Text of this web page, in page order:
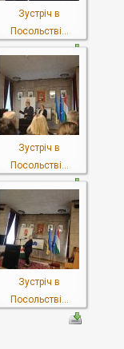
Зустріч в
Посольстві...
Зустріч в
Посольстві...
Зустріч в
Посольстві...